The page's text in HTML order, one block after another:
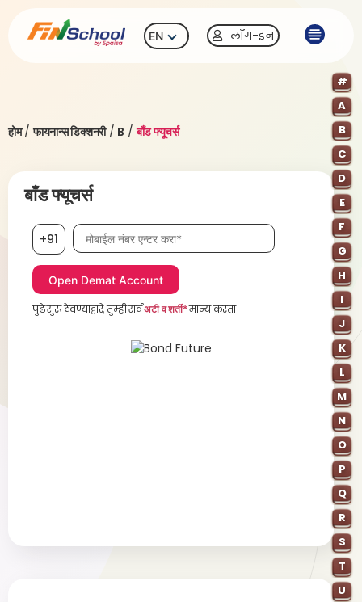
EN लॉग-इन
होम/फायनान्स डिक्शनरी/ B /बाँड फ्यूचर्स
#
A
B
C
D
E
F
G
H
I
J
K
L
M
N
O
P
Q
R
S
T
U
बाँड फ्यूचर्स
+91 मोबाईल नंबर, आवश्यक
पुढे सुरू ठेवण्याद्वारे, तुम्ही सर्वअटी व शर्ती*मान्य करता